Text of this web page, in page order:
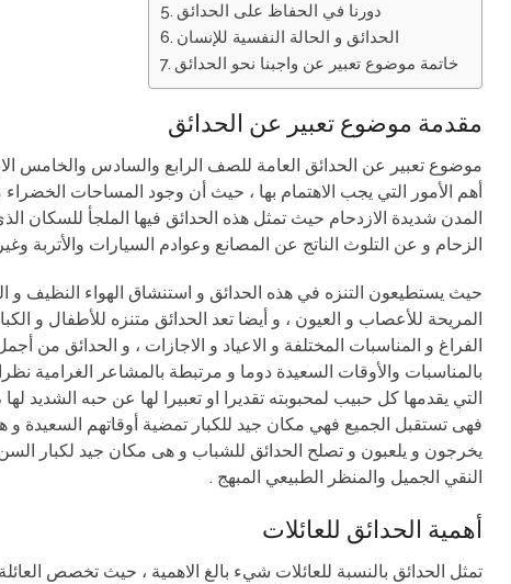
دورنا في الحفاظ على الحدائق
الحدائق و الحالة النفسية للإنسان
خاتمة موضوع تعبير عن واجبنا نحو الحدائق
مقدمة موضوع تعبير عن الحدائق
موضوع تعبير عن الحدائق العامة للصف الرابع والسادس والخامس
أهم الأمور التي يجب الاهتمام بها ، حيث أن وجود المساحات
المدن شديدة الازدحام حيث تمثل هذه الحدائق فيها الملجأ للسكان
الزحام و عن التلوث الناتج عن المصانع وعوادم السيارات والأتربة
حيث يستطيعون التنزه في هذه الحدائق و استنشاق الهواء النظيف و
المريحة للأعصاب و العيون ، و أيضا تعد الحدائق متنزه للأطفال و
الفراغ و المناسبات المختلفة و الاعياد و الاجازات ، و الحدائق من
بالمناسبات والأوقات السعيدة دوما و مرتبطة بالمشاعر الغرامية
التي يقدمها كل حبيب لمحبوبته تقديرا او تعبيرا لها عن حبه الشديد
فهى تستقبل الجميع فهي مكان جيد للكبار تمضية أوقاتهم السعيدة و
يخرجون و يلعبون و تصلح الحدائق للشباب و هى مكان جيد لكبار
النقي الجميل والمنظر الطبيعي المبهج .
أهمية الحدائق للعائلات
تمثل الحدائق بالنسبة للعائلات شيء بالغ الاهمية ، حيث تخصص